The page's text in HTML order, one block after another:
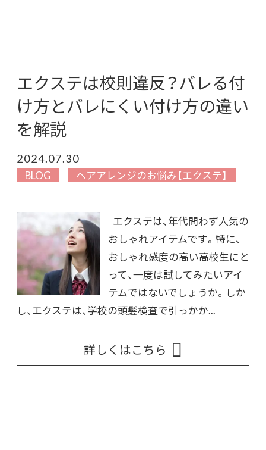
エクステは校則違反？バレる付
け方とバレにくい付け方の違い
を解説
2024.07.30
BLOG ヘアアレンジのお悩み【エクステ】
エクステは、年代問わず人気の
おしゃれアイテムです。特に、
おしゃれ感度の高い高校生にと
って、一度は試してみたいアイ
テムではないでしょうか。しか
し、エクステは、学校の頭髪検査で引っかか...
詳しくはこちら